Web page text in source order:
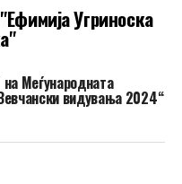
Угриноска
Меѓународната
видувања 2024“